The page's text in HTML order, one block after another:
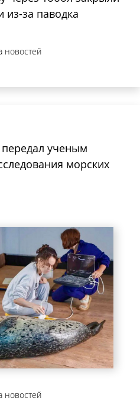
из-за паводка
новостей
ученым
морских
новостей